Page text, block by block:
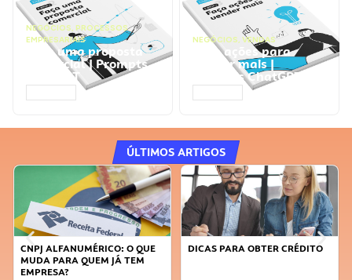
NEGÓCIOS, PROCESSOS
EMPRESARIAIS
Faça uma proposta
comercial | Prompts
ChatGPT
NEGÓCIOS, VENDAS
Faça ações para
vender mais |
Prompts ChatGPT
ÚLTIMOS ARTIGOS
CNPJ ALFANUMÉRICO: O QUE
MUDA PARA QUEM JÁ TEM
EMPRESA?
DICAS PARA OBTER CRÉDITO